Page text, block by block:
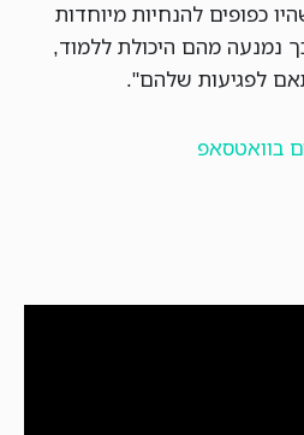
כפופים להנחיות מיוחדות
נמנעה מהם היכולת ללמוד,
לפגיעות שלהם".
בוואטסאפ